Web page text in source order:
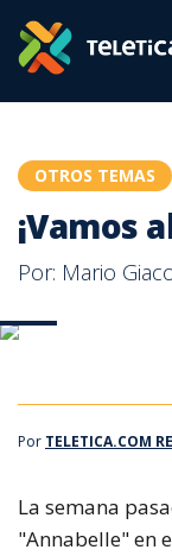
OTROS TEMAS
¡Vamos
Por: Mario
Por TELETICA.COM
La semana
"Annabelle" en